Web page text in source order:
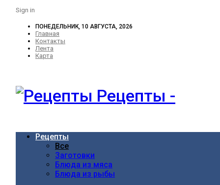
Sign in
ПОНЕДЕЛЬНИК, 10 АВГУСТА, 2026
Главная
Контакты
Лента
Карта
Рецепты -
Рецепты
Все
Заготовки
Блюда из мяса
Блюда из рыбы